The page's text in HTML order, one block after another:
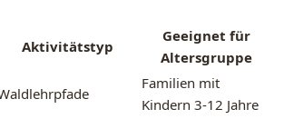
Aktivitätstyp
Geeignet für
Altersgruppe
Familien mit
Kindern 3-12 Jahre